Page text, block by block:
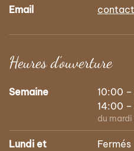
Email
Heures d’ouverture
Semaine
10:00 –
14:00 –
du
Lundi et
Fermés